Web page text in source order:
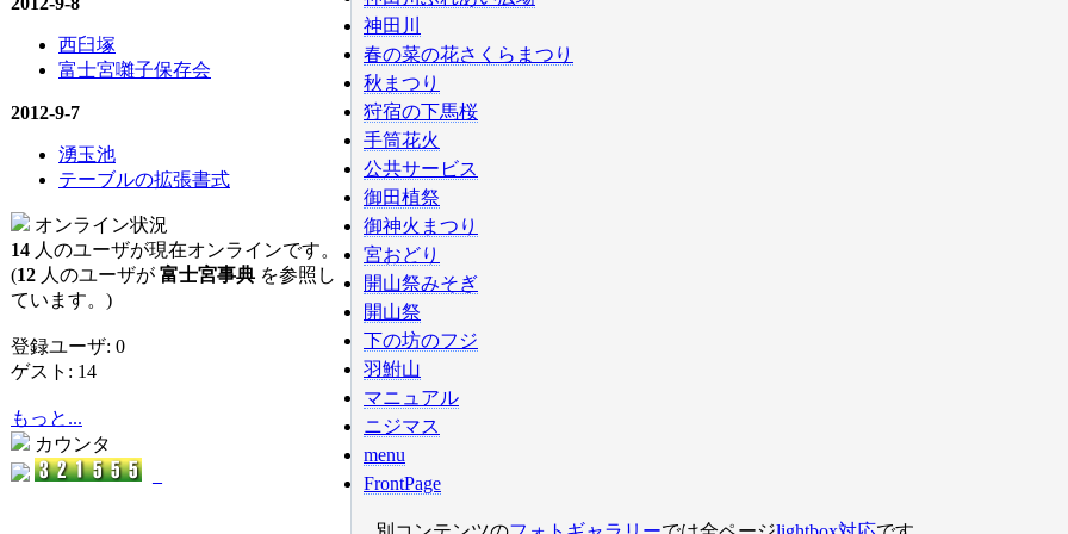
西臼塚
富士宮囃子保存会
2012-9-7
湧玉池
テーブルの拡張書式
オンライン状況
14 人のユーザが現在オンラインです。
(12 人のユーザが 富士宮事典 を参照し
ています。)
登録ユーザ: 0
ゲスト: 14
もっと...
カウンタ
神田川
春の菜の花さくらまつり
秋まつり
狩宿の下馬桜
手筒花火
公共サービス
御田植祭
御神火まつり
宮おどり
開山祭みそぎ
開山祭
下の坊のフジ
羽鮒山
マニュアル
ニジマス
menu
FrontPage